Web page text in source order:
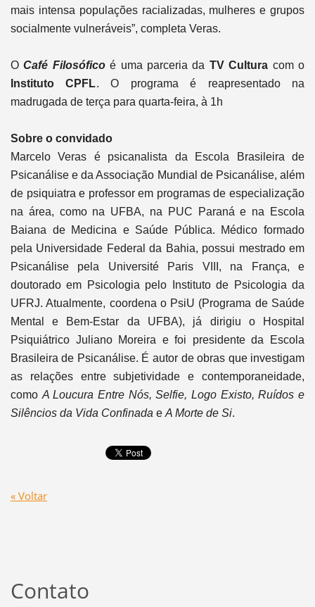
mais intensa populações racializadas, mulheres e grupos
socialmente vulneráveis”, completa Veras.
OCafé Filosóficoé uma parceria da TV Cultura com o
Instituto CPFL. O programa é reapresentado na
madrugada de terça para quarta-feira, à 1h
Sobre o convidado
Marcelo Veras é psicanalista da Escola Brasileira de
Psicanálise e da Associação Mundial de Psicanálise, além
de psiquiatra e professor em programas de especialização
na área, como na UFBA, na PUC Paraná e na Escola
Baiana de Medicina e Saúde Pública. Médico formado
pela Universidade Federal da Bahia, possui mestrado em
Psicanálise pela Université Paris VIII, na França, e
doutorado em Psicologia pelo Instituto de Psicologia da
UFRJ. Atualmente, coordena o PsiU (Programa de Saúde
Mental e Bem-Estar da UFBA), já dirigiu o Hospital
Psiquiátrico Juliano Moreira e foi presidente da Escola
Brasileira de Psicanálise. É autor de obras que investigam
as relações entre subjetividade e contemporaneidade,
como A Loucura Entre Nós, Selfie, Logo Existo, Ruídos e
Silêncios da Vida Confinada e A Morte de Si.
« Voltar
Contato